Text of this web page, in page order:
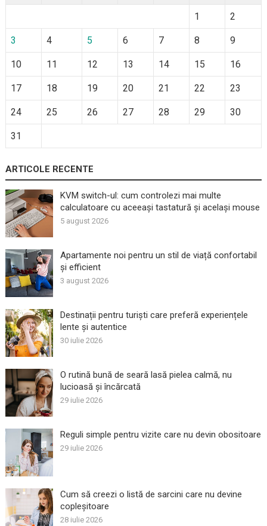
1 2
3 4 5 6 7 8 9
10 11 12 13 14 15 16
17 18 19 20 21 22 23
24 25 26 27 28 29 30
31
ARTICOLE RECENTE
KVM switch-ul: cum controlezi mai multe
calculatoare cu aceeași tastatură și același mouse
5 august 2026
Apartamente noi pentru un stil de viață confortabil
și efficient
3 august 2026
Destinații pentru turiști care preferă experiențele
lente și autentice
30 iulie 2026
O rutină bună de seară lasă pielea calmă, nu
lucioasă și încărcată
29 iulie 2026
Reguli simple pentru vizite care nu devin obositoare
29 iulie 2026
Cum să creezi o listă de sarcini care nu devine
copleșitoare
28 iulie 2026